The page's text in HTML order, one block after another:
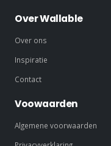
Over Wallable
Over ons
Inspiratie
Contact
Voowaarden
Algemene voorwaarden